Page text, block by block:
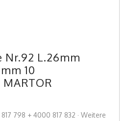
L.26mm
10
798 + 4000 817 832 · Weitere